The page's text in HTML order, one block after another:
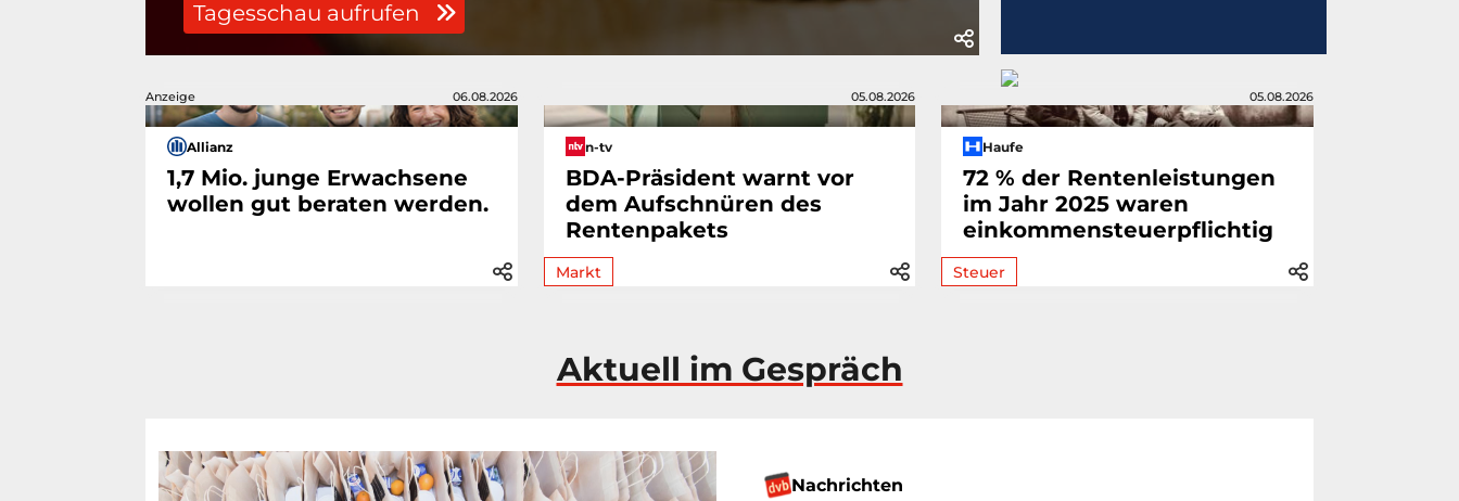
Tagesschau aufrufen
Anzeige 06.08.2026
Allianz
1,7 Mio. junge Erwachsene
wollen gut beraten werden.
05.08.2026
n-tv
BDA-Präsident warnt vor
dem Aufschnüren des
Rentenpakets
Markt
05.08.2026
Haufe
72 % der Rentenleistungen
im Jahr 2025 waren
einkommensteuerpflichtig
Steuer
Aktuell im Gespräch
Nachrichten